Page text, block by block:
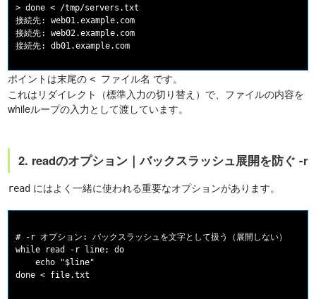
> done < /tmp/servers.txt
接続先: web01.example.com
接続先: web02.example.com
ポイントは末尾の< ファイル名 です。
これはリダイレクト（標準入力の切り替え）で、ファイルの内容を
whileループの入力として渡しています。
2. readのオプション｜バックスラッシュ展開を防ぐ -r
read にはよく一緒に使われる重要なオプションがあります。
# -r オプション: バックスラッシュを文字として扱う（展開しない）
while read -r line; do
    echo "$line"